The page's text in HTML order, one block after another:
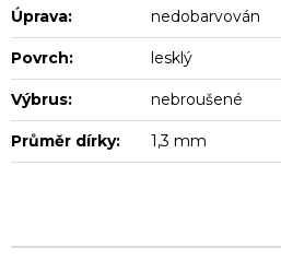
Úprava: nedobarvován
Povrch: lesklý
Výbrus: nebroušené
Průměr dírky: 1,3 mm